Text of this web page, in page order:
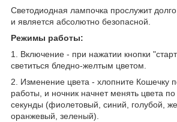
Светодиодная лампочка прослужит
и является абсолютно безопасной.
Режимы работы:
1. Включение - при нажатии кнопки
светиться бледно-желтым цветом.
2. Изменение цвета - хлопните Кошечку
работы, и ночник начнет менять цвета по
секунды (фиолетовый, синий, голубой,
оранжевый, зеленый).